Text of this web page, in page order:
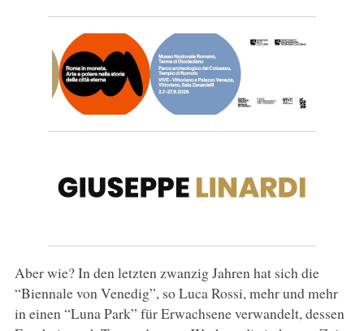
Aber wie? In den letzten zwanzig Jahren hat sich die
“Biennale von Venedig”, so Luca Rossi, mehr und mehr
in einen “Luna Park” für Erwachsene verwandelt, dessen